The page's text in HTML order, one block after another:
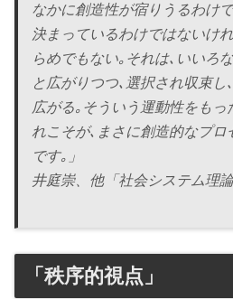
なかに創造性が宿りうるわけ
決まっているわけではないけ
らめでもない｡それは､いいろ
と広がりつつ､選択され収束し
広がる｡そういう運動性をもっ
れこそが､まさに創造的なプロ
です｡」
井庭崇、他「社会システム理
「秩序的視点」